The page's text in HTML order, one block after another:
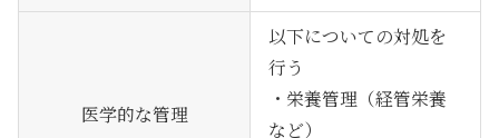
医学的な管理
以下についての対処を
行う
・栄養管理（経管栄養
など）